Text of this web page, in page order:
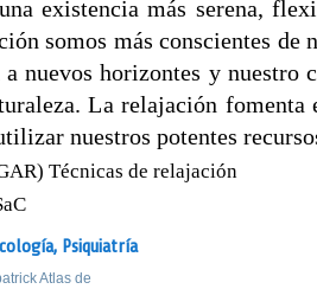
existencia más serena,
somos más conscientes de
a nuevos horizontes y nuestro
La relajación fomenta
nuestros potentes
Técnicas de relajación
Psiquiatría
Atlas de